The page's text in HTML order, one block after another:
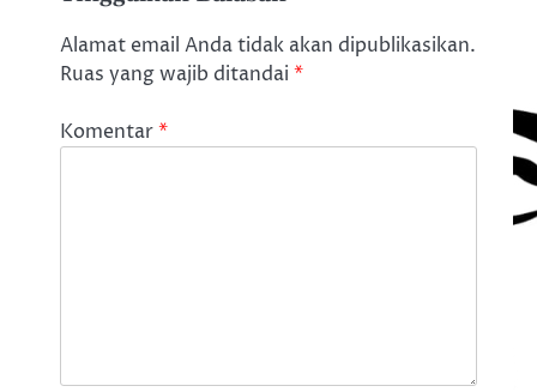
Alamat email Anda tidak akan dipublikasikan.
Ruas yang wajib ditandai *
Komentar*